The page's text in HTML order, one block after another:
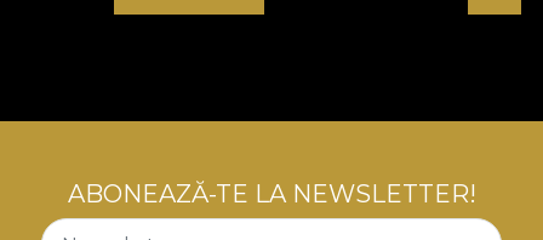
confortul absolut. Tapet, textile si mobilier, design
ABONEAZĂ-TE LA NEWSLETTER!